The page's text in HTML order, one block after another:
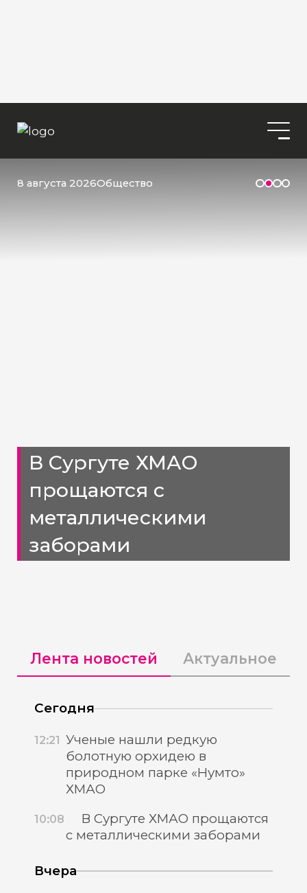
8 августа 2026Общество
В Сургуте ХМАО
прощаются с
металлическими
заборами
Лента новостей Актуальное
Сегодня
12:21 Ученые нашли редкую
болотную орхидею в
природном парке «Нумто»
ХМАО
10:08
В Сургуте ХМАО прощаются
с металлическими заборами
Вчера